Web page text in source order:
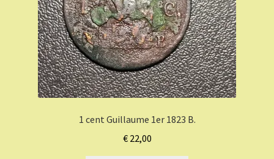
1 cent Guillaume 1er 1823 B.
€22,00